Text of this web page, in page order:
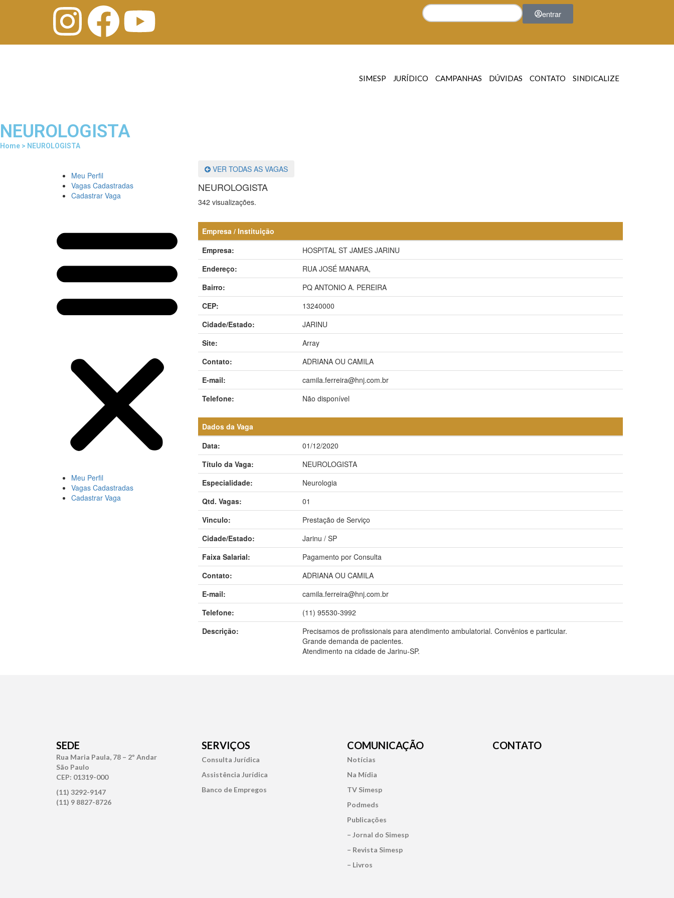
entrar
SIMESP JURÍDICO CAMPANHAS DÚVIDAS CONTATO SINDICALIZE
NEUROLOGISTA
Home > NEUROLOGISTA
Meu Perfil
Vagas Cadastradas
Cadastrar Vaga
Meu Perfil
Vagas Cadastradas
Cadastrar Vaga
VER TODAS AS VAGAS
NEUROLOGISTA
342 visualizações.
Empresa / Instituição
Empresa:
HOSPITAL ST JAMES JARINU
Endereço:
RUA JOSÉ MANARA,
Bairro:
PQ ANTONIO A. PEREIRA
CEP:
13240000
Cidade/Estado:
JARINU
Site:
Array
Contato:
ADRIANA OU CAMILA
E-mail:
camila.ferreira@hnj.com.br
Telefone:
Não disponível
Dados da Vaga
Data:
01/12/2020
Título da Vaga:
NEUROLOGISTA
Especialidade:
Neurologia
Qtd. Vagas:
01
Vinculo:
Prestação de Serviço
Cidade/Estado:
Jarinu / SP
Faixa Salarial:
Pagamento por Consulta
Contato:
ADRIANA OU CAMILA
E-mail:
camila.ferreira@hnj.com.br
Telefone:
(11) 95530-3992
Descrição:
Precisamos de profissionais para atendimento ambulatorial. Convênios e particular.
Grande demanda de pacientes.
Atendimento na cidade de Jarinu-SP.
SEDE
Rua Maria Paula, 78 – 2º Andar
São Paulo
CEP: 01319-000
(11) 3292-9147
(11) 9 8827-8726
SERVIÇOS
Consulta Jurídica
Assistência Jurídica
Banco de Empregos
COMUNICAÇÃO
Notícias
Na Mídia
TV Simesp
Podmeds
Publicações
– Jornal do Simesp
– Revista Simesp
– Livros
CONTATO